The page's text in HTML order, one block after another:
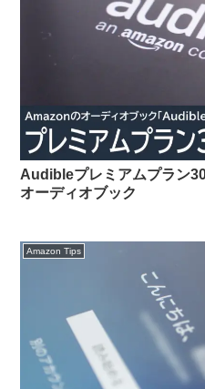
Audibleプレミアムプラン
オーディオブック
Amazon Tips